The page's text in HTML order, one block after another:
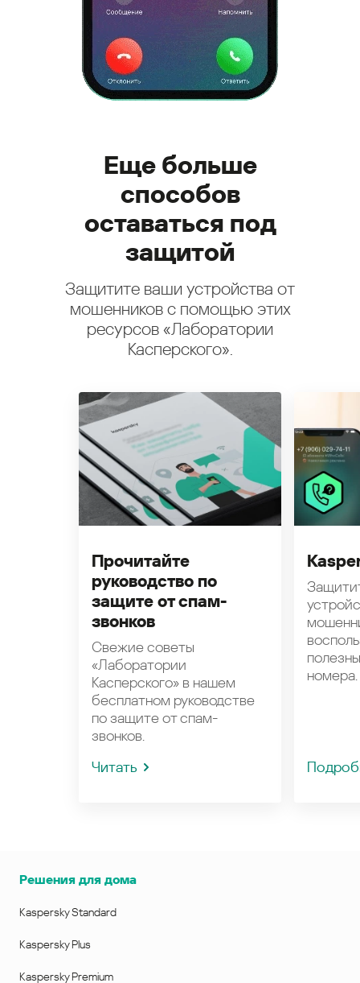
Еще больше
способов
оставаться под
защитой
Защитите ваши устройства от
мошенников с помощью этих
ресурсов «Лаборатории
Касперского».
Прочитайте
руководство по
защите от спам-
звонков
Свежие советы
«Лаборатории
Касперского» в нашем
бесплатном руководстве
по защите от спам-
звонков.
Читать
номера.
Решения для дома
Kaspersky Standard
Kaspersky Plus
Kaspersky Premium